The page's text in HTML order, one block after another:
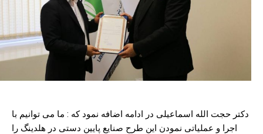
دکتر حجت الله اسماعیلی در ادامه اضافه نمود که : ما می توانیم با
اجرا و عملیاتی نمودن این طرح صنایع پایین دستی در هلدینگ را